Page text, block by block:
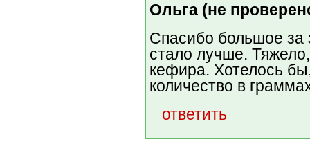
Ольга (не
Спасибо большое за
стало лучше.
кефира. Хотелось
количество в
ответить